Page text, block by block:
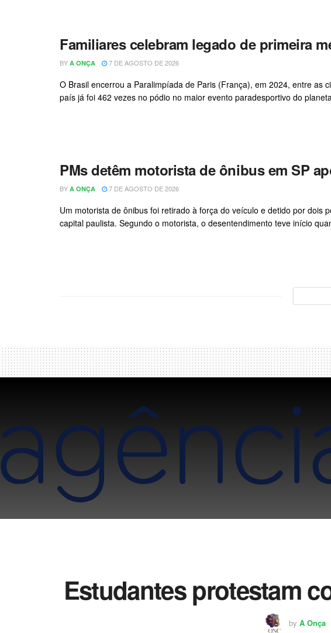
Familiares celebram legado de primeira
BY A ONÇA 7 DE AGOSTO DE 2026
O Brasil encerrou a Paralimpíada de Paris (França), em 2024, entre as
país já foi 462 vezes no pódio no maior evento paradesportivo do
PMs detêm motorista de ônibus em SP
BY A ONÇA 7 DE AGOSTO DE 2026
Um motorista de ônibus foi retirado à força do veículo e detido por dois
capital paulista. Segundo o motorista, o desentendimento teve início
Estudantes protestam
by A Onça